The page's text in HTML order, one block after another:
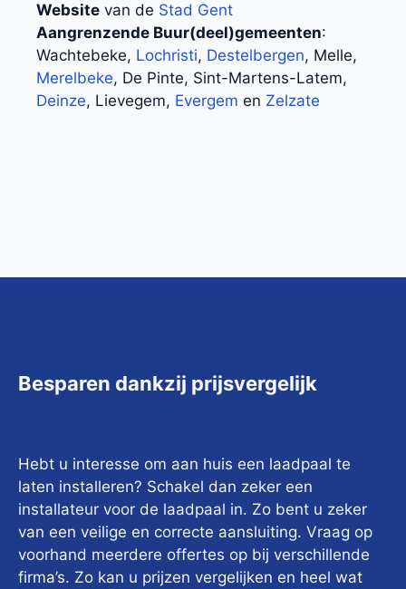
Website van de Stad Gent
Aangrenzende Buur(deel)gemeenten:
Wachtebeke, Lochristi, Destelbergen, Melle,
Merelbeke, De Pinte, Sint-Martens-Latem,
Deinze, Lievegem, Evergem en Zelzate
Besparen dankzij prijsvergelijk
Hebt u interesse om aan huis een laadpaal te
laten installeren? Schakel dan zeker een
installateur voor de laadpaal in. Zo bent u zeker
van een veilige en correcte aansluiting. Vraag op
voorhand meerdere offertes op bij verschillende
firma’s. Zo kan u prijzen vergelijken en heel wat